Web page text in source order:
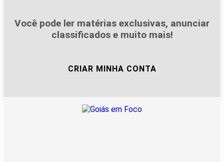
Você pode ler matérias exclusivas, anunciar
classificados e muito mais!
CRIAR MINHA CONTA